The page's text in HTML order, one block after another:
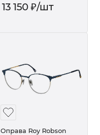
13 150₽/шт
Оправа Roy Robson